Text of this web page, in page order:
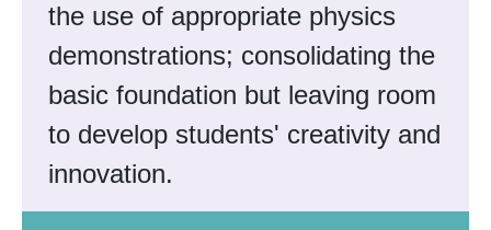
the use of appropriate physics
demonstrations; consolidating the
basic foundation but leaving room
to develop students' creativity and
innovation.